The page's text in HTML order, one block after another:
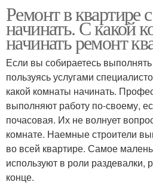
Ремонт в квартире
начинать. С какой
начинать ремонт
Если вы собираетесь
пользуясь услугами
какой комнаты начинать.
выполняют работу по-своему,
почасовая. Их не волнует
комнате. Наемные строители
во всей квартире. Самое
используют в роли раздевалки,
конце.